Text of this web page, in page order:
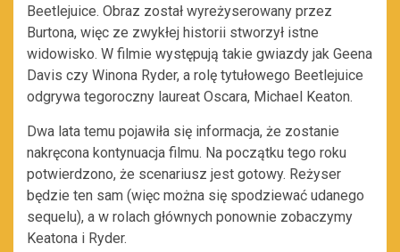
Beetlejuice. Obraz został wyreżyserowany przez
Burtona, więc ze zwykłej historii stworzył istne
widowisko. W filmie występują takie gwiazdy jak Geena
Davis czy Winona Ryder, a rolę tytułowego Beetlejuice
odgrywa tegoroczny laureat Oscara, Michael Keaton.
Dwa lata temu pojawiła się informacja, że zostanie
nakręcona kontynuacja filmu. Na początku tego roku
potwierdzono, że scenariusz jest gotowy. Reżyser
będzie ten sam (więc można się spodziewać udanego
sequelu), a w rolach głównych ponownie zobaczymy
Keatona i Ryder.